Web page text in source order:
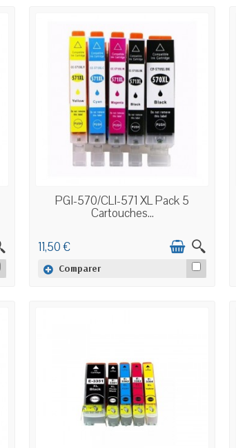
EN STOCK
PGI-570/CLI-571 XL Pack 5
Cartouches...
11,50 €
Comparer